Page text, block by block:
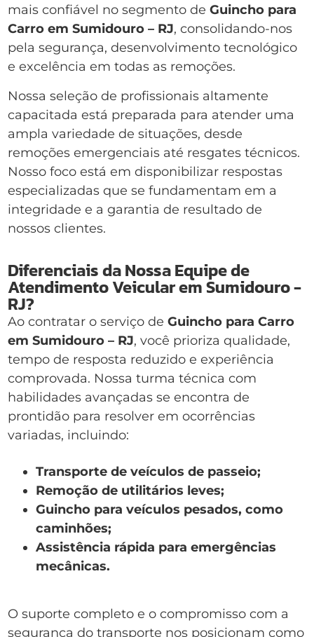
mais confiável no segmento de Guincho para
Carro em Sumidouro – RJ, consolidando-nos
pela segurança, desenvolvimento tecnológico
e excelência em todas as remoções.
Nossa seleção de profissionais altamente
capacitada está preparada para atender uma
ampla variedade de situações, desde
remoções emergenciais até resgates técnicos.
Nosso foco está em disponibilizar respostas
especializadas que se fundamentam em a
integridade e a garantia de resultado de
nossos clientes.
Diferenciais da Nossa Equipe de
Atendimento Veicular em Sumidouro -
RJ?
Ao contratar o serviço de Guincho para Carro
em Sumidouro – RJ, você prioriza qualidade,
tempo de resposta reduzido e experiência
comprovada. Nossa turma técnica com
habilidades avançadas se encontra de
prontidão para resolver em ocorrências
variadas, incluindo:
Transporte de veículos de passeio;
Remoção de utilitários leves;
Guincho para veículos pesados, como
caminhões;
Assistência rápida para emergências
mecânicas.
O suporte completo e o compromisso com a
segurança do transporte nos posicionam como